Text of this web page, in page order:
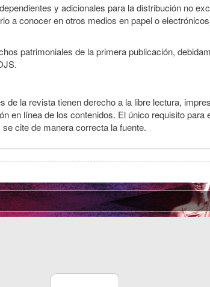
y adicionales para la distribución no
a conocer en otros medios en papel o
patrimoniales de la primera publicación,
la revista tienen derecho a la libre lectura,
en línea de los contenidos. El único requisito
se cite de manera correcta la fuente.